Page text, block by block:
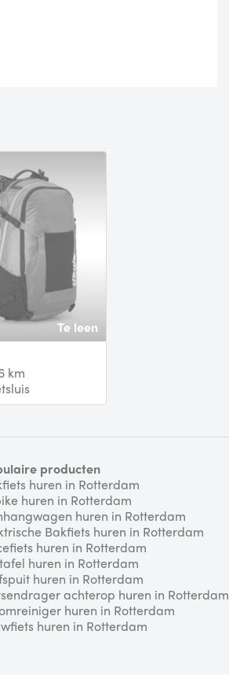
Te leen
km
producten
huren in Rotterdam
huren in Rotterdam
huren in Rotterdam
Bakfiets huren in Rotterdam
huren in Rotterdam
huren in Rotterdam
huren in Rotterdam
achterop huren in Rotterdam
huren in Rotterdam
huren in Rotterdam